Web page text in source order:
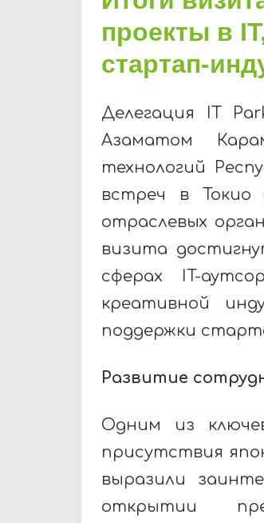
проекты в
стартап-
Делегация IT
Азаматом
технологий
встреч в Токио
отраслевых
визита
сферах IT-
креативной
поддержки
Развитие
Одним из
присутствия
выразили
открытии